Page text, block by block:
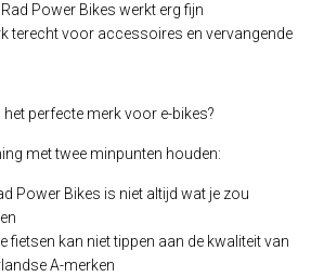
Power Bikes werkt erg fijn
terecht voor accessoires en vervangende
het perfecte merk voor e-bikes?
met twee minpunten houden:
Power Bikes is niet altijd wat je zou
fietsen kan niet tippen aan de kwaliteit van
A-merken